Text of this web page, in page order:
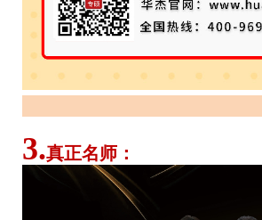
3.真正名师 ：